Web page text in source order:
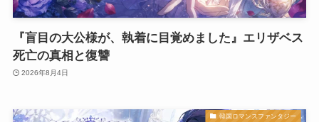
『盲目の大公様が、執着に目覚めました』エリザベス
死亡の真相と復讐
2026年8月4日
韓国ロマンスファンタジー